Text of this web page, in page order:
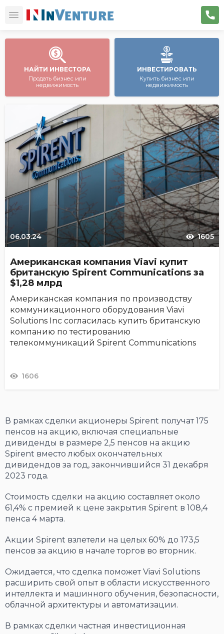
НАЙТИ ИНВЕСТОРА
Продать бизнес или
недвижимость
ИНВЕСТИРОВАТЬ
Купить бизнес или
недвижимость
06.03.24 1605
Американская компания Viavi купит
британскую Spirent Communications за
$1,28 млрд
Американская компания по производству
коммуникационного оборудования Viavi
Solutions Inc согласилась купить британскую
компанию по тестированию
телекоммуникаций Spirent Communications
1606
В рамках сделки акционеры Spirent получат 175
пенсов на акцию, включая специальные
дивиденды в размере 2,5 пенсов на акцию
Spirent вместо любых окончательных
дивидендов за год, закончившийся 31 декабря
2023 года.
Стоимость сделки на акцию составляет около
61,4% с премией к цене закрытия Spirent в 108,4
пенса 4 марта.
Акции Spirent взлетели на целых 60% до 173,5
пенсов за акцию в начале торгов во вторник.
Ожидается, что сделка поможет Viavi Solutions
расширить свой опыт в области искусственного
интеллекта и машинного обучения, безопасности,
облачной архитектуры и автоматизации.
В рамках сделки частная инвестиционная